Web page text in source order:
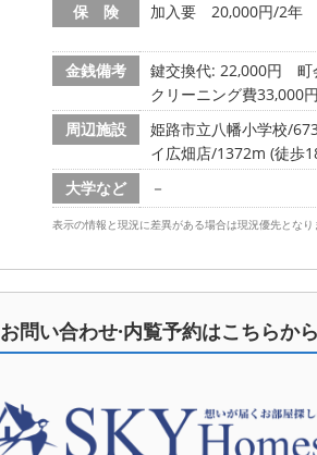
保 険
加入要 20,000円/2年
金銭備考
鍵交換代: 22,000円 町
クリーニング費33,000
周辺施設
姫路市立八幡小学校/
イ広畑店/1372m (徒歩
大学など
－
表示の情報と現況に差異がある場合は現況優先となり
お問い合わせ·内覧予約はこちらから